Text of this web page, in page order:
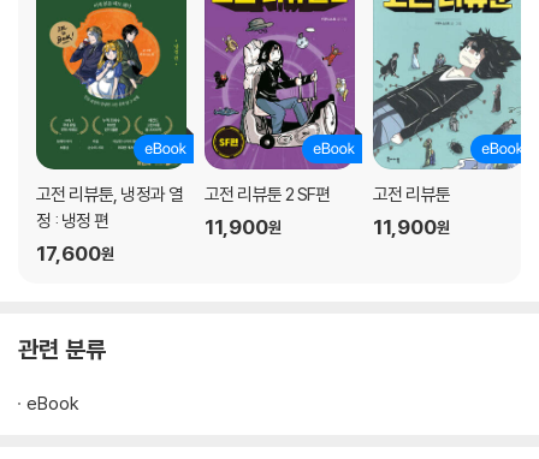
고전 리뷰툰, 냉정과 열
정 : 냉정 편
17,600원
고전 리뷰툰 2 SF편
11,900원
고전 리뷰툰
11,900원
관련 분류
eBook